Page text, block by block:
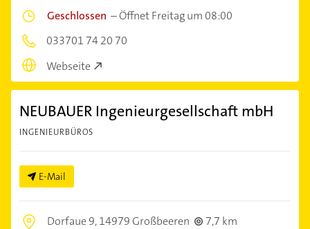
Geschlossen –Öffnet Freitag um 08:00
033701 74 20 70
Webseite
NEUBAUER Ingenieurgesellschaft mbH
INGENIEURBÜROS
E-Mail
Dorfaue 9,14979 Großbeeren
7,7 km